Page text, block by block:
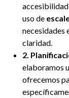
accesibilidad
uso de
necesidades
claridad.
2.
elaboramos
ofrecemos